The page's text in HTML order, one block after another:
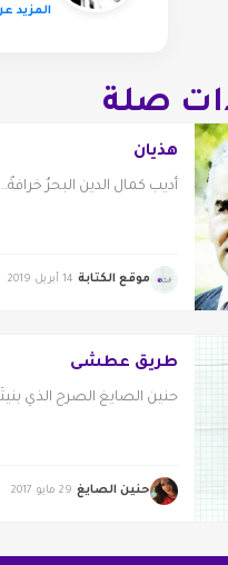
المزيد
صلة
هذيان
أديب كمال الدين البحرُ خرافةٌ...
موقع الكتابة 14 أبريل 2019
طريق عطشى
حنين الصايغ الصرح الذي
حنين الصايغ 29 مايو 2017